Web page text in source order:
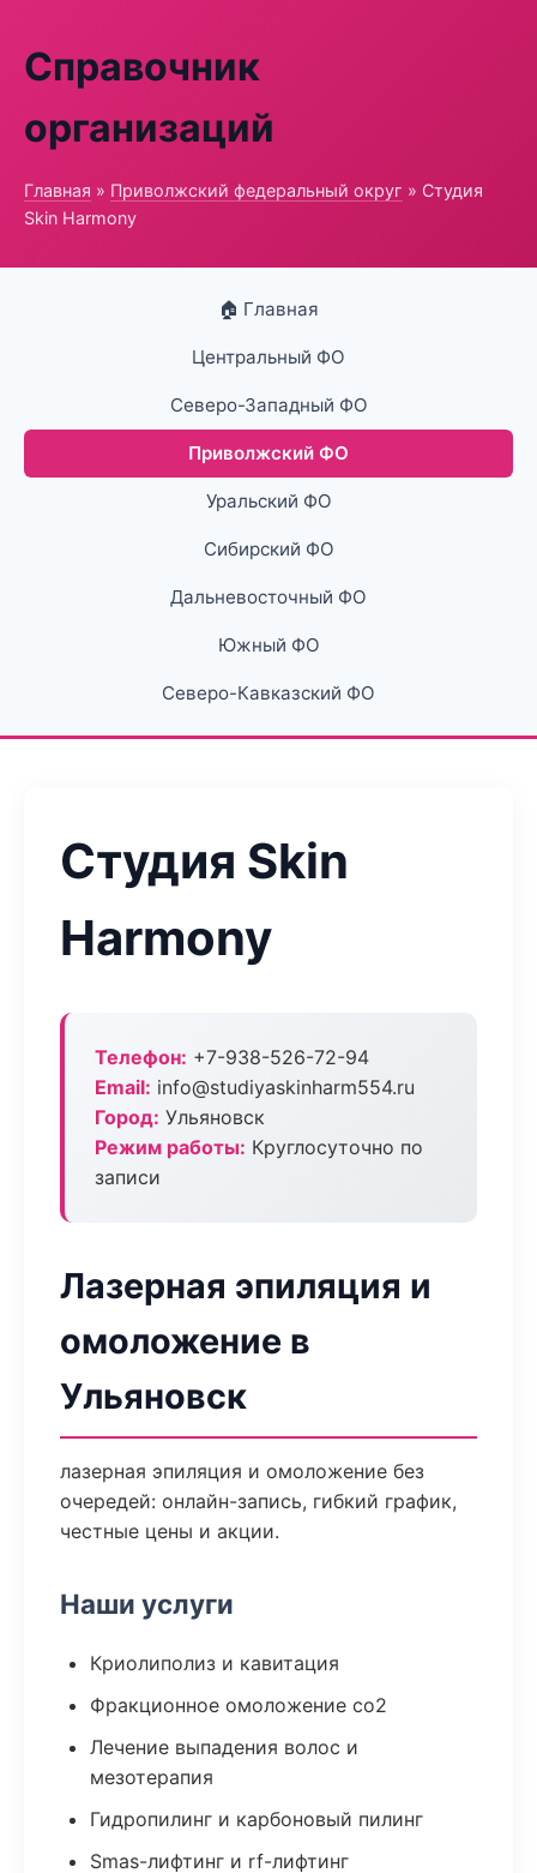
Справочник
организаций
Главная » Приволжский федеральный округ » Студия
Skin Harmony
🏠 Главная
Центральный ФО
Северо-Западный ФО
Приволжский ФО
Уральский ФО
Сибирский ФО
Дальневосточный ФО
Южный ФО
Северо-Кавказский ФО
Студия Skin
Harmony
Телефон: +7-938-526-72-94
Email: info@studiyaskinharm554.ru
Город: Ульяновск
Режим работы: Круглосуточно по
записи
Лазерная эпиляция и
омоложение в
Ульяновск
лазерная эпиляция и омоложение без
очередей: онлайн-запись, гибкий график,
честные цены и акции.
Наши услуги
Криолиполиз и кавитация
Фракционное омоложение co2
Лечение выпадения волос и
мезотерапия
Гидропилинг и карбоновый пилинг
Smas-лифтинг и rf-лифтинг